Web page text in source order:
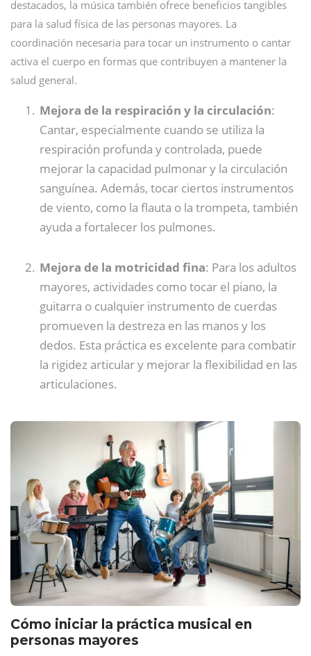
destacados, la música también ofrece beneficios tangibles
para la salud física de las personas mayores. La
coordinación necesaria para tocar un instrumento o cantar
activa el cuerpo en formas que contribuyen a mantener la
salud general.
Mejora de la respiración y la circulación:
Cantar, especialmente cuando se utiliza la
respiración profunda y controlada, puede
mejorar la capacidad pulmonar y la circulación
sanguínea. Además, tocar ciertos instrumentos
de viento, como la flauta o la trompeta, también
ayuda a fortalecer los pulmones.
Mejora de la motricidad fina: Para los adultos
mayores, actividades como tocar el piano, la
guitarra o cualquier instrumento de cuerdas
promueven la destreza en las manos y los
dedos. Esta práctica es excelente para combatir
la rigidez articular y mejorar la flexibilidad en las
articulaciones.
Cómo iniciar la práctica musical en
personas mayores